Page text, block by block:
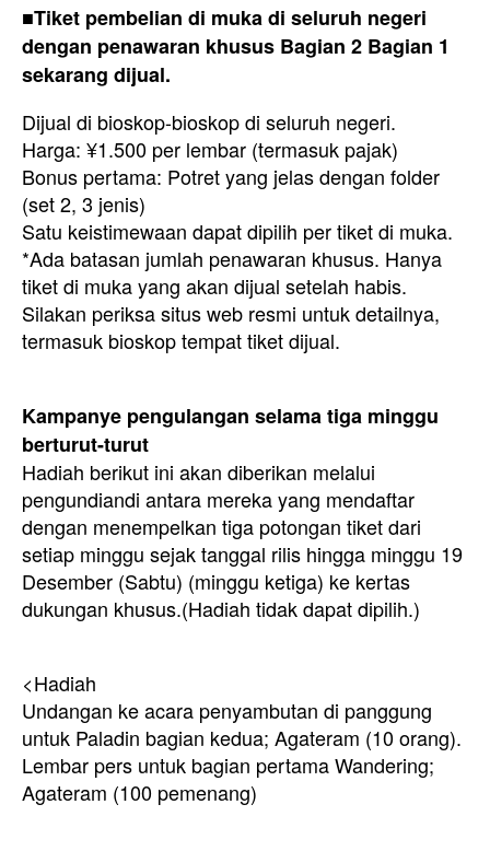
■Tiket pembelian di muka di seluruh negeri
dengan penawaran khusus Bagian 2 Bagian 1
sekarang dijual.
Dijual di bioskop-bioskop di seluruh negeri.
Harga: ¥1.500 per lembar (termasuk pajak)
Bonus pertama: Potret yang jelas dengan folder
(set 2, 3 jenis)
Satu keistimewaan dapat dipilih per tiket di muka.
*Ada batasan jumlah penawaran khusus. Hanya
tiket di muka yang akan dijual setelah habis.
Silakan periksa situs web resmi untuk detailnya,
termasuk bioskop tempat tiket dijual.
Kampanye pengulangan selama tiga minggu
berturut-turut
Hadiah berikut ini akan diberikan melalui
pengundiandi antara mereka yang mendaftar
dengan menempelkan tiga potongan tiket dari
setiap minggu sejak tanggal rilis hingga minggu 19
Desember (Sabtu) (minggu ketiga) ke kertas
dukungan khusus.(Hadiah tidak dapat dipilih.)
<Hadiah
Undangan ke acara penyambutan di panggung
untuk Paladin bagian kedua; Agateram (10 orang).
Lembar pers untuk bagian pertama Wandering;
Agateram (100 pemenang)